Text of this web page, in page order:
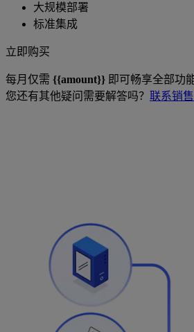
大规模部署
标准集成
立即购买
每月仅需 {{amount}} 即可畅享全部功
您还有其他疑问需要解答吗？ 联系销